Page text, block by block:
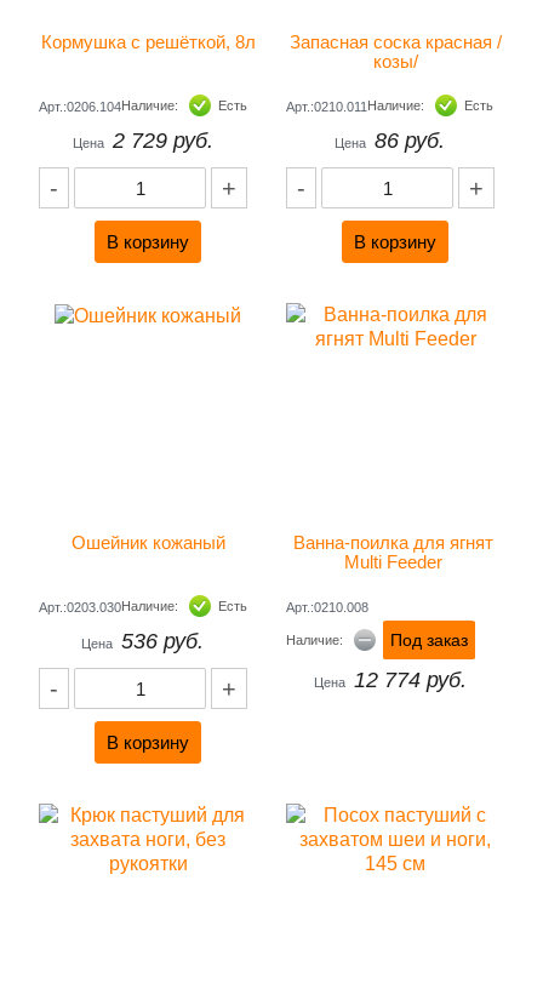
Кормушка с решёткой, 8л
Арт.:0206.104Наличие: Есть
Цена 2 729 руб.
- +
Запасная соска красная /
козы/
Арт.:0210.011 Наличие: Есть
Цена 86 руб.
- +
Ошейник кожаный
Арт.:0203.030Наличие: Есть
Цена 536 руб.
- +
Ванна-поилка для ягнят
Multi Feeder
Арт.:0210.008
Наличие: Под заказ
Цена 12 774 руб.